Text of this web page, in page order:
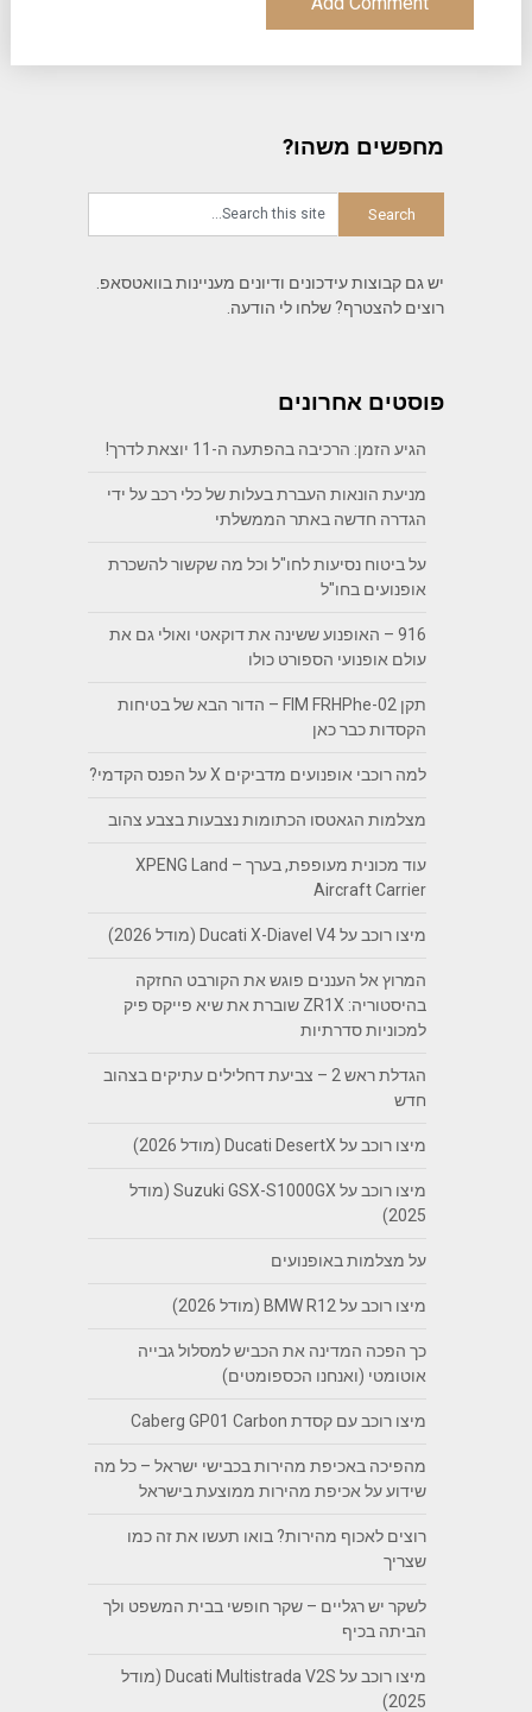
מחפשים משהו?
יש גם קבוצות עידכונים ודיונים מעניינות בוואטסאפ.
רוצים להצטרף? שלחו לי הודעה.
פוסטים אחרונים
הגיע הזמן: הרכיבה בהפתעה ה-11 יוצאת לדרך!
מניעת הונאות העברת בעלות של כלי רכב על ידי
הגדרה חדשה באתר הממשלתי
על ביטוח נסיעות לחו"ל וכל מה שקשור להשכרת
אופנועים בחו"ל
916 – האופנוע ששינה את דוקאטי ואולי גם את
עולם אופנועי הספורט כולו
תקן FIM FRHPhe-02 – הדור הבא של בטיחות
הקסדות כבר כאן
למה רוכבי אופנועים מדביקים X על הפנס הקדמי?
מצלמות הגאטסו הכתומות נצבעות בצבע צהוב
עוד מכונית מעופפת, בערך – XPENG Land
Aircraft Carrier
מיצו רוכב על Ducati X-Diavel V4 (מודל 2026)
המרוץ אל העננים פוגש את הקורבט החזקה
בהיסטוריה: ZR1X שוברת את שיא פייקס פיק
למכוניות סדרתיות
הגדלת ראש 2 – צביעת דחלילים עתיקים בצהוב
חדש
מיצו רוכב על Ducati DesertX (מודל 2026)
מיצו רוכב על Suzuki GSX-S1000GX (מודל
2025)
על מצלמות באופנועים
מיצו רוכב על BMW R12 (מודל 2026)
כך הפכה המדינה את הכביש למסלול גבייה
אוטומטי (ואנחנו הכספומטים)
מיצו רוכב עם קסדת Caberg GP01 Carbon
מהפיכה באכיפת מהירות בכבישי ישראל – כל מה
שידוע על אכיפת מהירות ממוצעת בישראל
רוצים לאכוף מהירות? בואו תעשו את זה כמו
שצריך
לשקר יש רגליים – שקר חופשי בבית המשפט ולך
הביתה בכיף
מיצו רוכב על Ducati Multistrada V2S (מודל
2025)